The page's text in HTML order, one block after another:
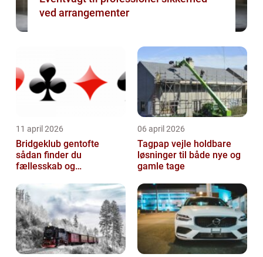
ved arrangementer
11 april 2026
Bridgeklub gentofte
sådan finder du
fællesskab og
06 april 2026
Tagpap vejle holdbare
løsninger til både nye og
gamle tage